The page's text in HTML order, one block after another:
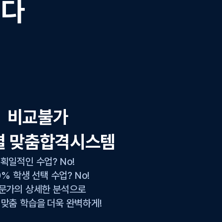
비교불가
맞춤합격시스템
획일적인 수업? No!
학생 선택 수업? No!
가의 상세한 분석으로
춤 학습을 더욱 완벽하게!